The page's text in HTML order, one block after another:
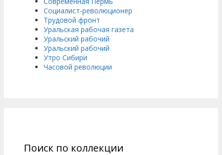
Социалист-революционер
Трудовой фронт
Уральская рабочая газета
Уральский рабочий
Уральский рабочий
Утро Сибири
Часовой революции
Поиск по коллекции